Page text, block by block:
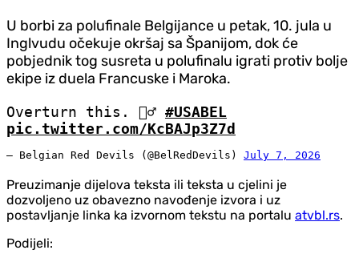
U borbi za polufinale Belgijance u petak, 10. jula u
Inglvudu očekuje okršaj sa Španijom, dok će
pobjednik tog susreta u polufinalu igrati protiv bolje
ekipe iz duela Francuske i Maroka.
Overturn this. 🧏‍♂️ #USABEL
pic.twitter.com/KcBAJp3Z7d
— Belgian Red Devils (@BelRedDevils) July 7, 2026
Preuzimanje dijelova teksta ili teksta u cjelini je
dozvoljeno uz obavezno navođenje izvora i uz
postavljanje linka ka izvornom tekstu na portalu atvbl.rs.
Podijeli: